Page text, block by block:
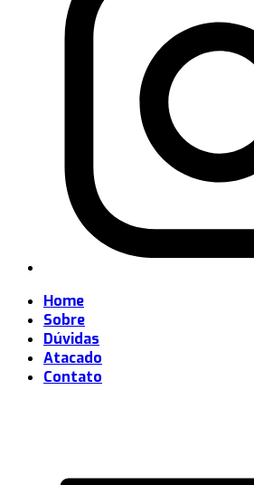
Home
Sobre
Dúvidas
Atacado
Contato